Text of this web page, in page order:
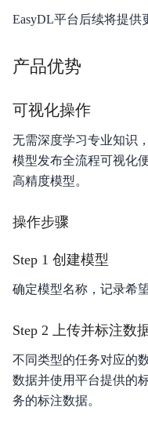
新手指南
价格说明
EasyDL 文本使用说明
EasyDL 语音使用说明
EasyDL 跨模态使用说明
分享我的模型
版本更新记录
常见问题
EasyDL平台后续将提供
产品优势
可视化操作
无需深度学习专业知识
模型发布全流程可视化
高精度模型。
操作步骤
Step 1 创建模型
确定模型名称，记录希
Step 2 上传并标注数
不同类型的任务对应的
数据并使用平台提供的
务的标注数据。